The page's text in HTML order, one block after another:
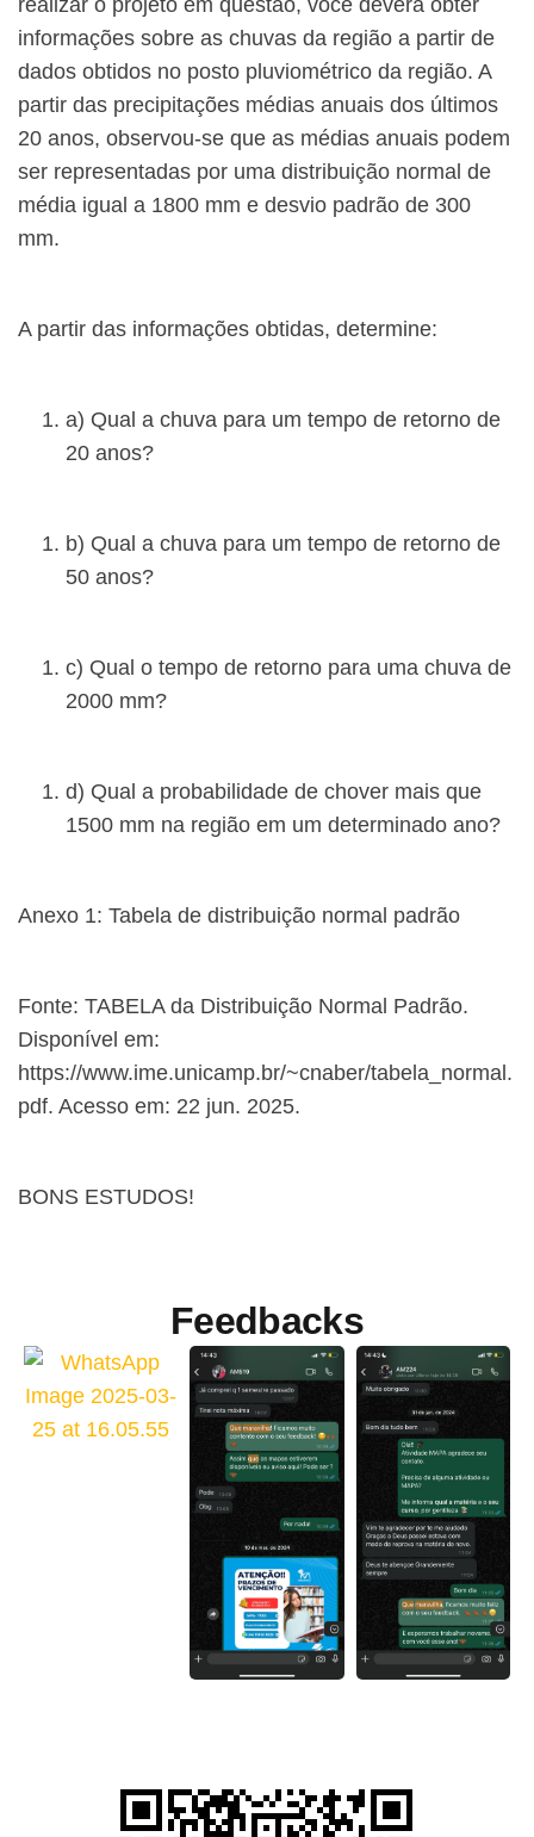
realizar o projeto em questão, você deverá obter
informações sobre as chuvas da região a partir de
dados obtidos no posto pluviométrico da região. A
partir das precipitações médias anuais dos últimos
20 anos, observou-se que as médias anuais podem
ser representadas por uma distribuição normal de
média igual a 1800 mm e desvio padrão de 300
mm.
A partir das informações obtidas, determine:
a) Qual a chuva para um tempo de retorno de
20 anos?
b) Qual a chuva para um tempo de retorno de
50 anos?
c) Qual o tempo de retorno para uma chuva de
2000 mm?
d) Qual a probabilidade de chover mais que
1500 mm na região em um determinado ano?
Anexo 1: Tabela de distribuição normal padrão
Fonte: TABELA da Distribuição Normal Padrão.
Disponível em:
https://www.ime.unicamp.br/~cnaber/tabela_normal.
pdf. Acesso em: 22 jun. 2025.
BONS ESTUDOS!
Feedbacks